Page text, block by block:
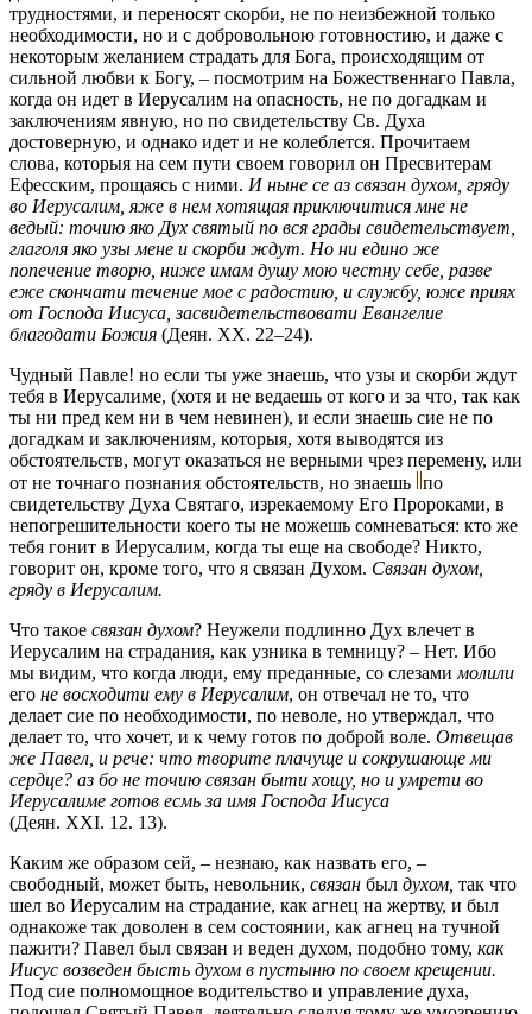
трудностями, и переносят скорби, не по неизбежной только
необходимости, но и с добровольною готовностию, и даже с
некоторым желанием страдать для Бога, происходящим от
сильной любви к Богу, – посмотрим на Божественнаго Павла,
когда он идет в Иерусалим на опасность, не по догадкам и
заключениям явную, но по свидетельству Св. Духа
достоверную, и однако идет и не колеблется. Прочитаем
слова, которыя на сем пути своем говорил он Пресвитерам
Ефесским, прощаясь с ними. И ныне се аз связан духом, гряду
во Иерусалим, яже в нем хотящая приключитися мне не
ведый: точию яко Дух святый по вся грады свидетельствует,
глаголя яко узы мене и скорби ждут. Но ни едино же
попечение творю, ниже имам душу мою честну себе, разве
еже скончати течение мое с радостию, и службу, юже приях
от Господа Иисуса, засвидетельствовати Евангелие
благодати Божия (Деян. XX. 22–24).
Чудный Павле! но если ты уже знаешь, что узы и скорби ждут
тебя в Иерусалиме, (хотя и не ведаешь от кого и за что, так как
ты ни пред кем ни в чем невинен), и если знаешь сие не по
догадкам и заключениям, которыя, хотя выводятся из
обстоятельств, могут оказаться не верными чрез перемену, или
от не точнаго познания обстоятельств, но знаешь по
свидетельству Духа Святаго, изрекаемому Его Пророками, в
непогрешительности коего ты не можешь сомневаться: кто же
тебя гонит в Иерусалим, когда ты еще на свободе? Никто,
говорит он, кроме того, что я связан Духом. Связан духом,
гряду в Иерусалим.
Что такое связан духом? Неужели подлинно Дух влечет в
Иерусалим на страдания, как узника в темницу? – Нет. Ибо
мы видим, что когда люди, ему преданные, со слезами молили
его не восходити ему в Иерусалим, он отвечал не то, что
делает сие по необходимости, по неволе, но утверждал, что
делает то, что хочет, и к чему готов по доброй воле. Отвещав
же Павел, и рече: что творите плачуще и сокрушающе ми
сердце? аз бо не точию связан быти хощу, но и умрети во
Иерусалиме готов есмь за имя Господа Иисуса
(Деян. XXI. 12. 13).
Каким же образом сей, – незнаю, как назвать его, –
свободный, может быть, невольник, связан был духом, так что
шел во Иерусалим на страдание, как агнец на жертву, и был
однакоже так доволен в сем состоянии, как агнец на тучной
пажити? Павел был связан и веден духом, подобно тому, как
Иисус возведен бысть духом в пустыню по своем крещении.
Под сие полномощное водительство и управление духа,